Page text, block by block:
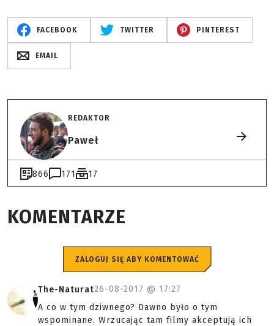
FACEBOOK TWITTER PINTEREST
EMAIL
REDAKTOR
Paweł
866 171 17
KOMENTARZE
ZALOGUJ SIĘ ABY KOMENTOWAĆ
The-Naturat26-08-2017 @ 17:27
A co w tym dziwnego? Dawno było o tym
wspominane. Wrzucając tam filmy akceptują ich